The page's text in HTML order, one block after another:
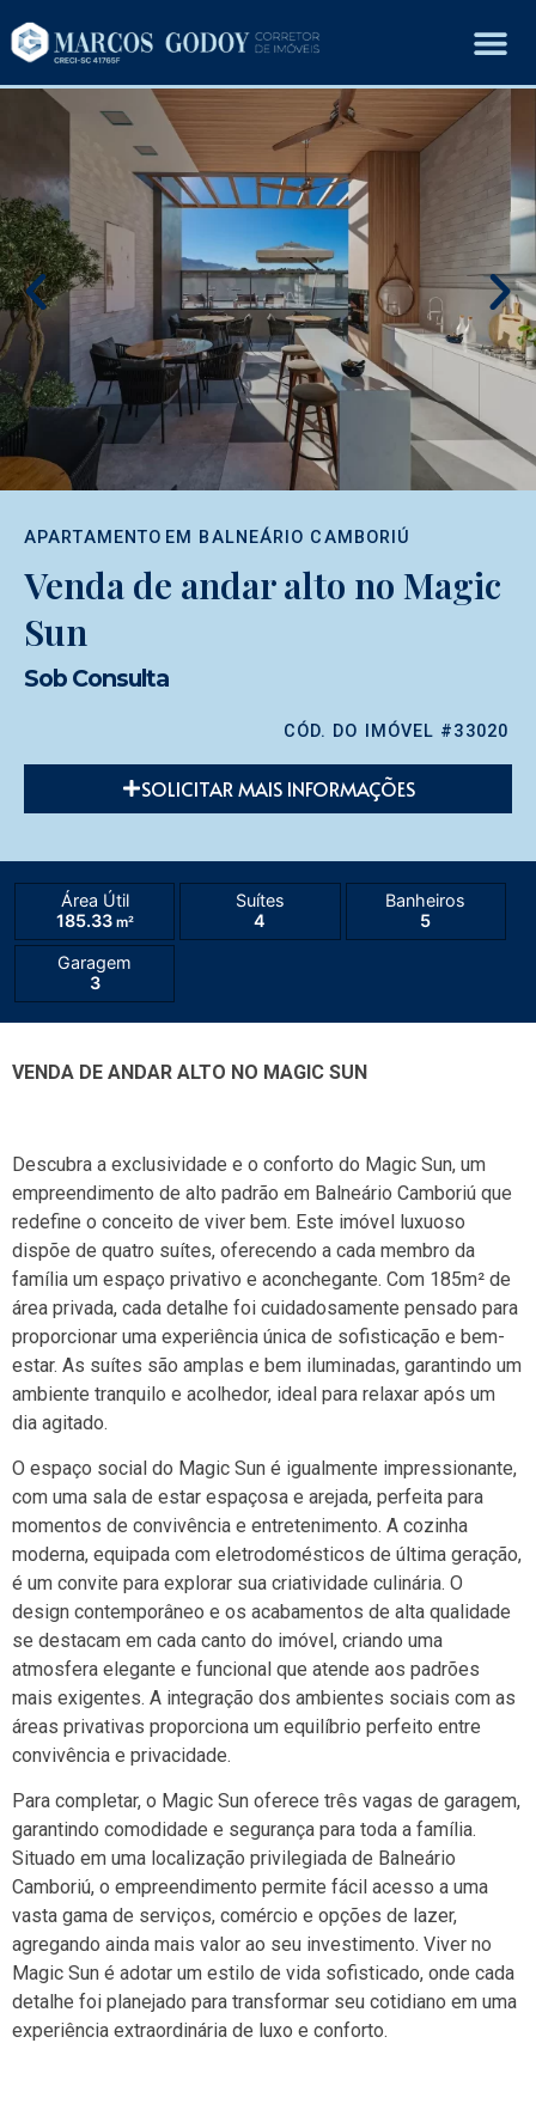
APARTAMENTO EM BALNEÁRIO CAMBORIÚ
Venda de andar alto no Magic
Sun
Sob Consulta
CÓD. DO IMÓVEL #33020
SOLICITAR MAIS INFORMAÇÕES
Área Útil
185.33m²
Suítes
4
Banheiros
5
Garagem
3
VENDA DE ANDAR ALTO NO MAGIC SUN
Descubra a exclusividade e o conforto do Magic Sun, um
empreendimento de alto padrão em Balneário Camboriú que
redefine o conceito de viver bem. Este imóvel luxuoso
dispõe de quatro suítes, oferecendo a cada membro da
família um espaço privativo e aconchegante. Com 185m² de
área privada, cada detalhe foi cuidadosamente pensado para
proporcionar uma experiência única de sofisticação e bem-
estar. As suítes são amplas e bem iluminadas, garantindo um
ambiente tranquilo e acolhedor, ideal para relaxar após um
dia agitado.
O espaço social do Magic Sun é igualmente impressionante,
com uma sala de estar espaçosa e arejada, perfeita para
momentos de convivência e entretenimento. A cozinha
moderna, equipada com eletrodomésticos de última geração,
é um convite para explorar sua criatividade culinária. O
design contemporâneo e os acabamentos de alta qualidade
se destacam em cada canto do imóvel, criando uma
atmosfera elegante e funcional que atende aos padrões
mais exigentes. A integração dos ambientes sociais com as
áreas privativas proporciona um equilíbrio perfeito entre
convivência e privacidade.
Para completar, o Magic Sun oferece três vagas de garagem,
garantindo comodidade e segurança para toda a família.
Situado em uma localização privilegiada de Balneário
Camboriú, o empreendimento permite fácil acesso a uma
vasta gama de serviços, comércio e opções de lazer,
agregando ainda mais valor ao seu investimento. Viver no
Magic Sun é adotar um estilo de vida sofisticado, onde cada
detalhe foi planejado para transformar seu cotidiano em uma
experiência extraordinária de luxo e conforto.